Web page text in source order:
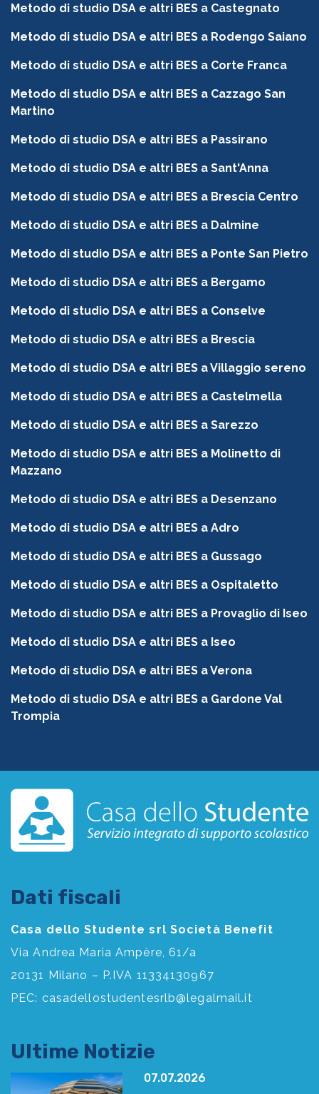
Metodo di studio DSA e altri BES a Castegnato
Metodo di studio DSA e altri BES a Rodengo Saiano
Metodo di studio DSA e altri BES a Corte Franca
Metodo di studio DSA e altri BES a Cazzago San
Martino
Metodo di studio DSA e altri BES a Passirano
Metodo di studio DSA e altri BES a Sant'Anna
Metodo di studio DSA e altri BES a Brescia Centro
Metodo di studio DSA e altri BES a Dalmine
Metodo di studio DSA e altri BES a Ponte San Pietro
Metodo di studio DSA e altri BES a Bergamo
Metodo di studio DSA e altri BES a Conselve
Metodo di studio DSA e altri BES a Brescia
Metodo di studio DSA e altri BES a Villaggio sereno
Metodo di studio DSA e altri BES a Castelmella
Metodo di studio DSA e altri BES a Sarezzo
Metodo di studio DSA e altri BES a Molinetto di
Mazzano
Metodo di studio DSA e altri BES a Desenzano
Metodo di studio DSA e altri BES a Adro
Metodo di studio DSA e altri BES a Gussago
Metodo di studio DSA e altri BES a Ospitaletto
Metodo di studio DSA e altri BES a Provaglio di Iseo
Metodo di studio DSA e altri BES a Iseo
Metodo di studio DSA e altri BES a Verona
Metodo di studio DSA e altri BES a Gardone Val
Trompia
Dati fiscali
Casa dello Studente srl Società Benefit
Via Andrea Maria Ampère, 61/a
20131 Milano – P.IVA 11334130967
PEC: casadellostudentesrlb@legalmail.it
Ultime Notizie
07.07.2026